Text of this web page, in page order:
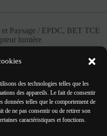
des technologies telles que les
des appareils. Le fait de consentir
données telles que le comportement de
de ne pas consentir ou de retirer son
caractéristiques et fonctions.
Paysage / EPDC, BET TCE
lumière
SUIVANT